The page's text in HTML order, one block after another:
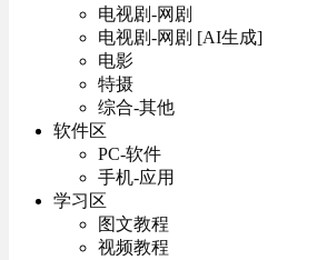
电视剧-网剧
电视剧-网剧 [AI生成]
电影
特摄
综合-其他
软件区
PC-软件
手机-应用
学习区
图文教程
视频教程